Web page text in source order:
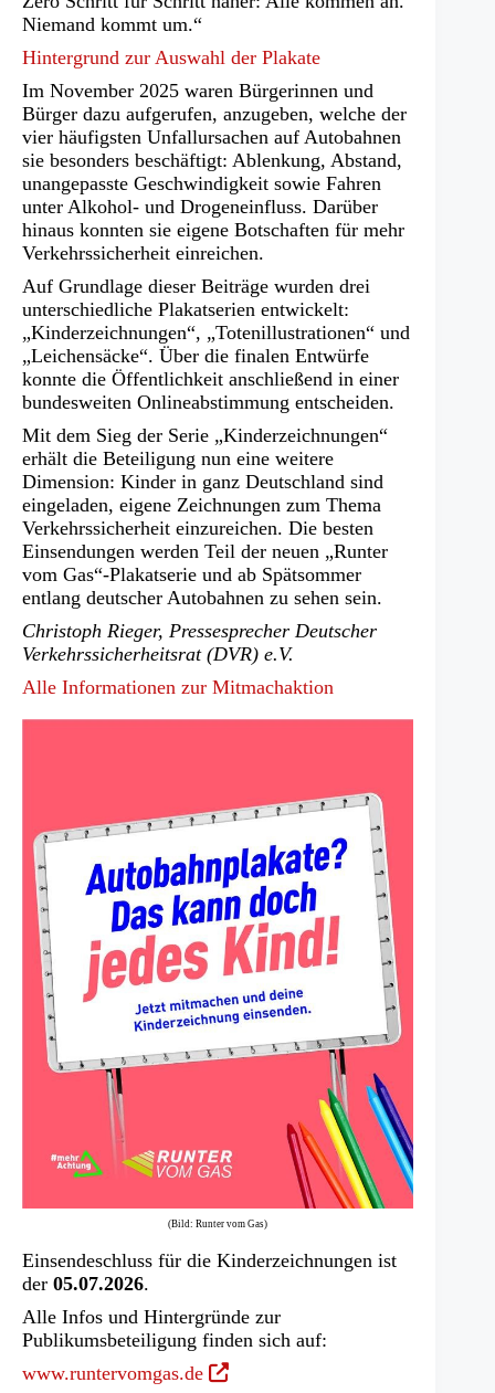
Niemand kommt um.“
Hintergrund zur Auswahl der Plakate
Im November 2025 waren Bürgerinnen und
Bürger dazu aufgerufen, anzugeben, welche der
vier häufigsten Unfallursachen auf Autobahnen
sie besonders beschäftigt: Ablenkung, Abstand,
unangepasste Geschwindigkeit sowie Fahren
unter Alkohol- und Drogeneinfluss. Darüber
hinaus konnten sie eigene Botschaften für mehr
Verkehrssicherheit einreichen.
Auf Grundlage dieser Beiträge wurden drei
unterschiedliche Plakatserien entwickelt:
„Kinderzeichnungen“, „Totenillustrationen“ und
„Leichensäcke“. Über die finalen Entwürfe
konnte die Öffentlichkeit anschließend in einer
bundesweiten Onlineabstimmung entscheiden.
Mit dem Sieg der Serie „Kinderzeichnungen“
erhält die Beteiligung nun eine weitere
Dimension: Kinder in ganz Deutschland sind
eingeladen, eigene Zeichnungen zum Thema
Verkehrssicherheit einzureichen. Die besten
Einsendungen werden Teil der neuen „Runter
vom Gas“-Plakatserie und ab Spätsommer
entlang deutscher Autobahnen zu sehen sein.
Christoph Rieger, Pressesprecher Deutscher
Verkehrssicherheitsrat (DVR) e.V.
Alle Informationen zur Mitmachaktion
(Bild: Runter vom Gas)
Einsendeschluss für die Kinderzeichnungen ist
der 05.07.2026.
Alle Infos und Hintergründe zur
Publikumsbeteiligung finden sich auf:
www.runtervomgas.de(Öffnet